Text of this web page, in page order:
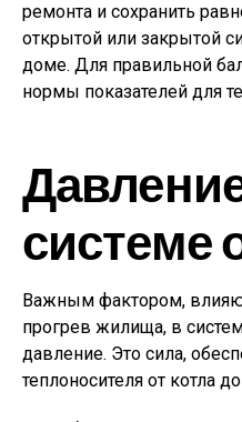
ремонта и сохранить
открытой или закрытой
доме. Для правильной
нормы показателей для
системе
Важным фактором,
прогрев жилища, в
давление. Это сила,
теплоносителя от котла